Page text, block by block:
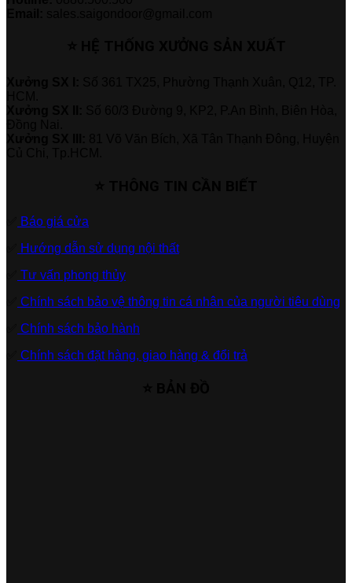
Báo giá cửa
Hướng dẫn sử dụng nội thất
Tư vấn phong thủy
Chính sách bảo vệ thông tin cá nhân của người tiêu dùng
Chính sách bảo hành
Chính sách đặt hàng, giao hàng & đổi trả